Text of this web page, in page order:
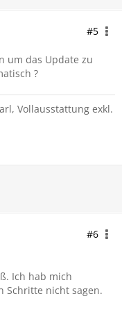
#5
um das Update zu
?
Vollausstattung exkl.
#6
Ich hab mich
Schritte nicht sagen.